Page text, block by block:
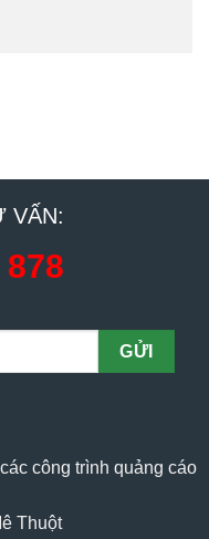
VẤN:
công trình quảng cáo
Thuột